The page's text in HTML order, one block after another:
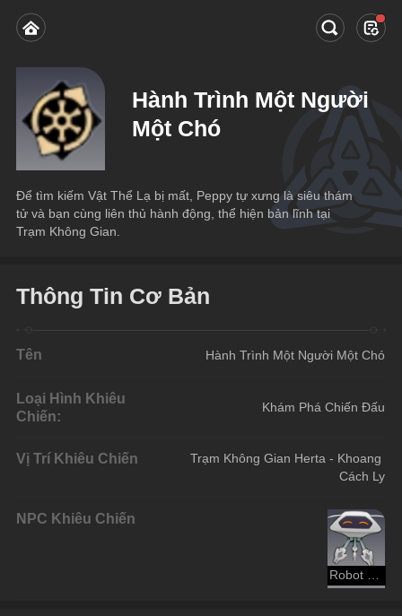
Hành Trình Một Người
Một Chó
Để tìm kiếm Vật Thể Lạ bị mất, Peppy tự xưng là siêu thám
tử và bạn cùng liên thủ hành động, thể hiện bản lĩnh tại
Trạm Không Gian.
Thông Tin Cơ Bản
Tên Hành Trình Một Người Một Chó
Loại Hình Khiêu
Chiến:
Khám Phá Chiến Đấu
Vị Trí Khiêu Chiến
Trạm Không Gian Herta - Khoang
Cách Ly
NPC Khiêu Chiến
Robot Nhỏ